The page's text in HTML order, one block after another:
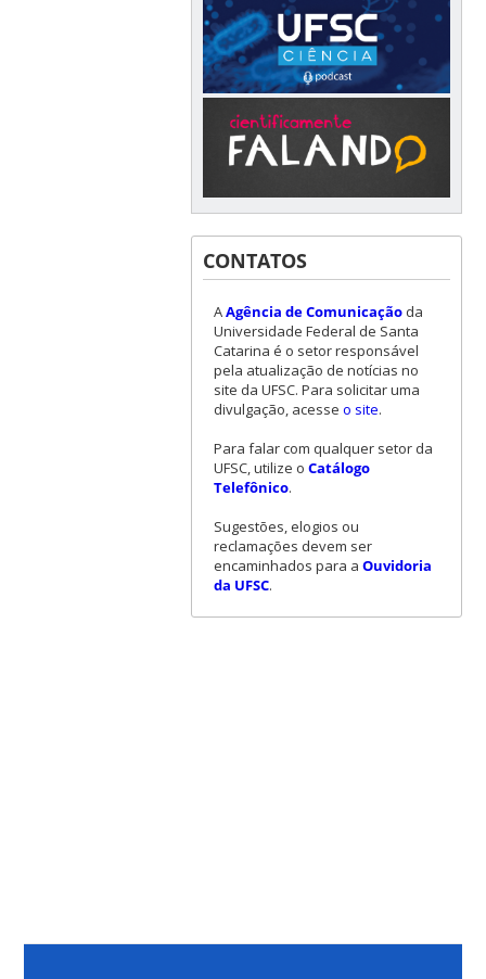
CONTATOS
AAgência de Comunicaçãoda
Universidade Federal de Santa
Catarina é o setor responsável
pela atualização de notícias no
site da UFSC. Para solicitar uma
divulgação, acesse o site.
Para falar com qualquer setor da
UFSC, utilize o Catálogo
Telefônico.
Sugestões, elogios ou
reclamações devem ser
encaminhados para a Ouvidoria
da UFSC.